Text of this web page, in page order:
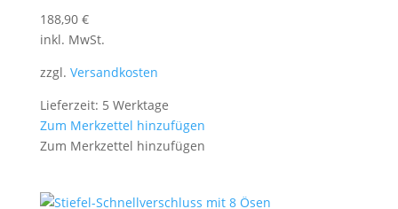
188,90 €
inkl. MwSt.
zzgl. Versandkosten
Lieferzeit: 5 Werktage
Zum Merkzettel hinzufügen
Zum Merkzettel hinzufügen